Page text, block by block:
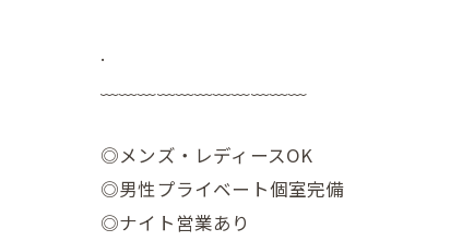
.
◎メンズ・レディースOK
◎男性プライベート個室完備
◎ナイト営業あり